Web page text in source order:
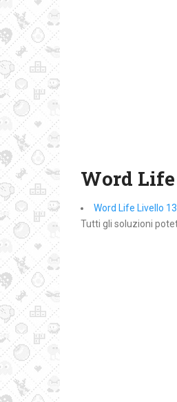
Word
Word Life Livello
Tutti gli soluzioni